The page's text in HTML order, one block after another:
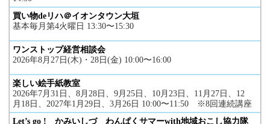
買い物deリハ＠イオンタウン大垣
基本毎月第4火曜日 13:30〜15:30
ワンストップ経営相談会
2026年8月27日(木)・28日(金) 10:00〜16:00
楽しい絵手紙教室
2026年7月31日、8月28日、9月25日、10月23日、11月27日、12
月18日、2027年1月29日、3月26日 10:00〜11:50 ※8回連続講座
Let’s go ! かみいしづ わんぱくサマーwith地域おこし協力隊